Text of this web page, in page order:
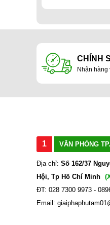
CHÍNH
Nhận hàng
1 VĂN PHÒNG
Địa chỉ: Số 162/37
Hội, Tp Hồ Chí Minh
ĐT: 028 7300 9973 -
Email: